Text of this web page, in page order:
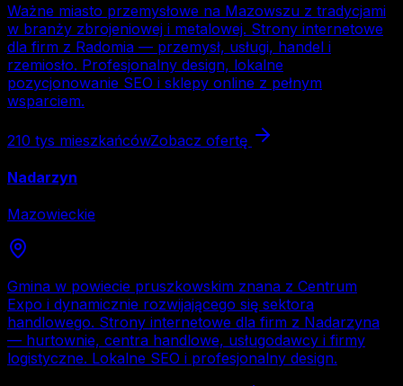
Ważne miasto przemysłowe na Mazowszu z tradycjami
w branży zbrojeniowej i metalowej. Strony internetowe
dla firm z Radomia — przemysł, usługi, handel i
rzemiosło. Profesjonalny design, lokalne
pozycjonowanie SEO i sklepy online z pełnym
wsparciem.
210 tys mieszkańcówZobacz ofertę
Nadarzyn
Mazowieckie
Gmina w powiecie pruszkowskim znana z Centrum
Expo i dynamicznie rozwijającego się sektora
handlowego. Strony internetowe dla firm z Nadarzyna
— hurtownie, centra handlowe, usługodawcy i firmy
logistyczne. Lokalne SEO i profesjonalny design.